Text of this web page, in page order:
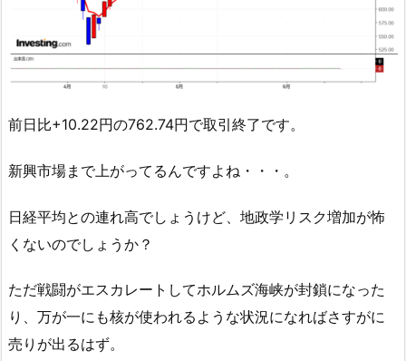
前日比+10.22円の762.74円で取引終了です。
新興市場まで上がってるんですよね・・・。
日経平均との連れ高でしょうけど、地政学リスク増加が怖
くないのでしょうか？
ただ戦闘がエスカレートしてホルムズ海峡が封鎖になった
り、万が一にも核が使われるような状況になればさすがに
売りが出るはず。